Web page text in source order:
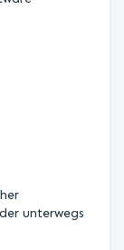
unterwegs